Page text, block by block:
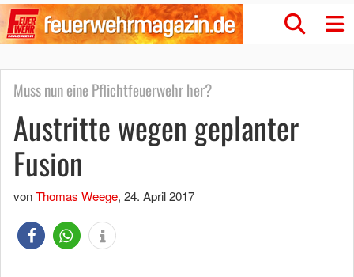
Muss nun eine Pflichtfeuerwehr her?
Austritte wegen geplanter
Fusion
vonThomas Weege, 24. April 2017